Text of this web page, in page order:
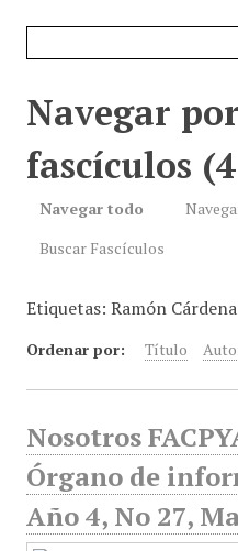
Navegar
fascículos
Navegar todo
Buscar Fascículos
Etiquetas: Ramón
Ordenar por: Título
Nosotros
Órgano de
Año 4, No 27,